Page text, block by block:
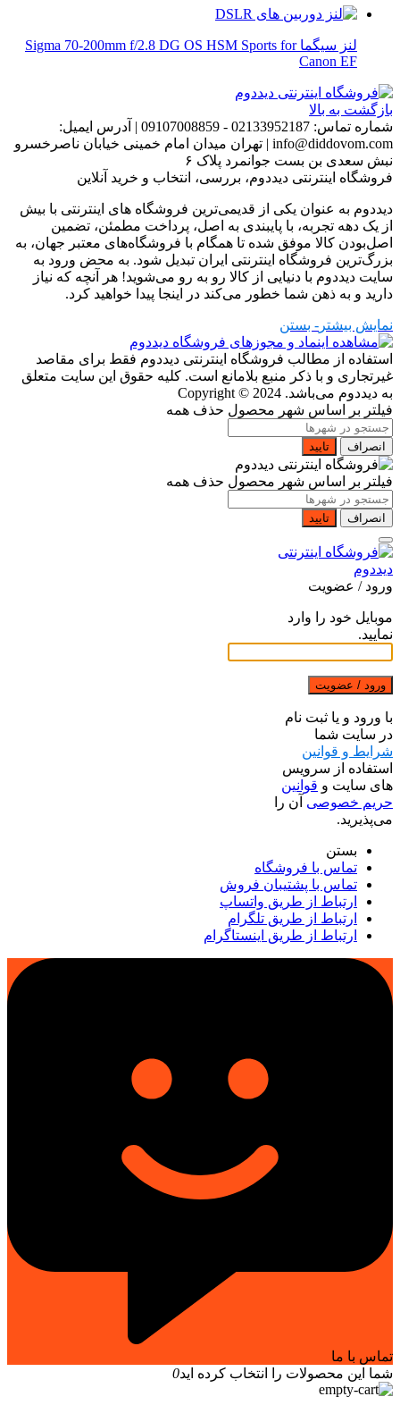
لنز سیگما Sigma 70-200mm f/2.8 DG OS HSM Sports for
Canon EF
بازگشت به بالا
شماره تماس: 02133952187 - 09107008859
| آدرس ایمیل:
info@diddovom.com
| تهران میدان امام خمینی خیابان ناصرخسرو
نبش سعدی بن بست جوانمرد پلاک ۶
فروشگاه اینترنتی دیددوم، بررسی، انتخاب و خرید آنلاین
دیددوم به عنوان یکی از قدیمی‌ترین فروشگاه های اینترنتی با بیش
از یک دهه تجربه، با پایبندی به اصل، پرداخت مطمئن، تضمین
اصل‌بودن کالا موفق شده تا همگام با فروشگاه‌های معتبر جهان، به
بزرگ‌ترین فروشگاه اینترنتی ایران تبدیل شود. به محض ورود به
سایت دیددوم با دنیایی از کالا رو به رو می‌شوید! هر آنچه که نیاز
دارید و به ذهن شما خطور می‌کند در اینجا پیدا خواهید کرد.
نمایش بیشتر - بستن
استفاده از مطالب فروشگاه اینترنتی دیددوم فقط برای مقاصد
غیرتجاری و با ذکر منبع بلامانع است. کلیه حقوق این سایت متعلق
به دیددوم می‌باشد. Copyright © 2024
فیلتر بر اساس شهر محصول حذف همه
انصراف تایید
فیلتر بر اساس شهر محصول حذف همه
انصراف تایید
ورود / عضویت
موبایل خود را وارد
نمایید.
ورود / عضویت
با ورود و یا ثبت نام
در سایت شما
شرایط و قوانین
استفاده از سرویس
های سایت و قوانین
حریم خصوصی آن را
می‌پذیرید.
بستن
تماس با فروشگاه
تماس با پشتیبان فروش
ارتباط از طریق واتساپ
ارتباط از طریق تلگرام
ارتباط از طریق اینستاگرام
تماس با ما
شما این محصولات را انتخاب کرده اید0